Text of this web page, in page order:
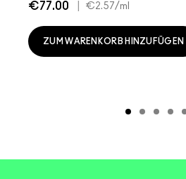
€77.00 €2.57/ml
ZUM WARENKORB HINZUFÜGEN